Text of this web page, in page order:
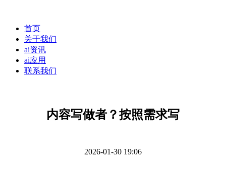
首页
关于我们
ai资讯
ai应用
联系我们
内容写做者？按照需求写
2026-01-30 19:06